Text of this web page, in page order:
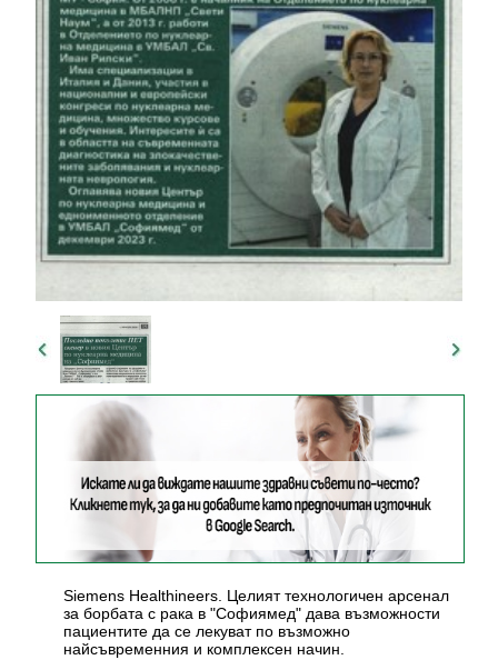
Siemens Healthineers. Целият технологичен арсенал
за борбата с рака в "Софиямед" дава възможности
пациентите да се лекуват по възможно
найсъвременния и комплексен начин.